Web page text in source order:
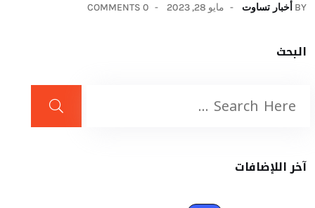
BY أخبار تساوت مايو 28, 2023 0 COMMENTS
البحث
آخر اللإضافات